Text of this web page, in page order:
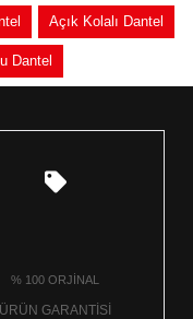
Açık Kolalı Dantel
Dantel
% 100 ORJİNAL
ÜRÜN GARANTİSİ